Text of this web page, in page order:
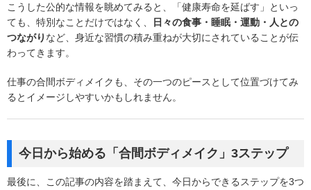
こうした公的な情報を眺めてみると、「健康寿命を延ばす」といっ
ても、特別なことだけではなく、
日々の食事・睡眠・運動・人との
つながり など、身近な習慣の積み重ねが大切にされていることが伝
わってきます。
仕事の合間ボディメイクも、その一つのピースとして位置づけてみ
るとイメージしやすいかもしれません。
今日から始める「合間ボディメイク」3ステップ
最後に、この記事の内容を踏まえて、今日からできるステップを3つ